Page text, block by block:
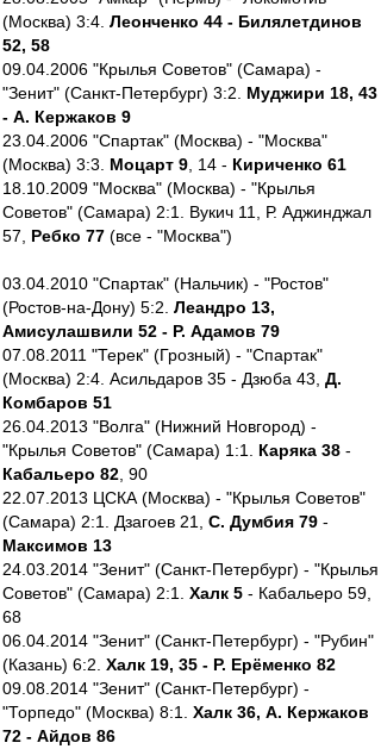
(Москва) 3:4. Леонченко 44 - Билялетдинов
52, 58
09.04.2006 "Крылья Советов" (Самара) -
"Зенит" (Санкт-Петербург) 3:2. Муджири 18, 43
- А. Кержаков 9
23.04.2006 "Спартак" (Москва) - "Москва"
(Москва) 3:3. Моцарт 9 , 14 - Кириченко 61
18.10.2009 "Москва" (Москва) - "Крылья
Советов" (Самара) 2:1. Вукич 11, Р. Аджинджал
57, Ребко 77 (все - "Москва")
03.04.2010 "Спартак" (Нальчик) - "Ростов"
(Ростов-на-Дону) 5:2. Леандро 13,
Амисулашвили 52 - Р. Адамов 79
07.08.2011 "Терек" (Грозный) - "Спартак"
(Москва) 2:4. Асильдаров 35 - Дзюба 43, Д.
Комбаров 51
26.04.2013 "Волга" (Нижний Новгород) -
"Крылья Советов" (Самара) 1:1. Каряка 38 -
Кабальеро 82 , 90
22.07.2013 ЦСКА (Москва) - "Крылья Советов"
(Самара) 2:1. Дзагоев 21, С. Думбия 79 -
Максимов 13
24.03.2014 "Зенит" (Санкт-Петербург) - "Крылья
Советов" (Самара) 2:1. Халк 5 - Кабальеро 59,
68
06.04.2014 "Зенит" (Санкт-Петербург) - "Рубин"
(Казань) 6:2. Халк 19, 35 - Р. Ерёменко 82
09.08.2014 "Зенит" (Санкт-Петербург) -
"Торпедо" (Москва) 8:1. Халк 36, А. Кержаков
72 - Айдов 86